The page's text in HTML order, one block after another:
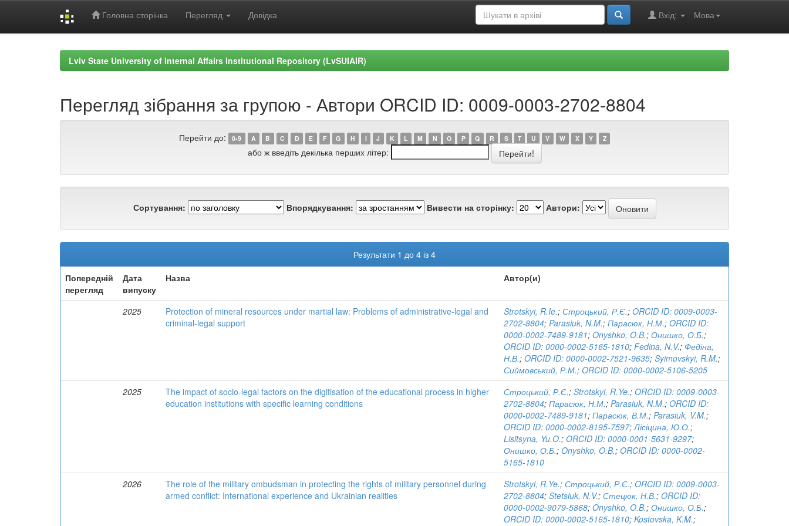
Головна сторінка Перегляд Довідка Мова
Вхід:
Lviv State University of Internal Affairs Institutional Repository (LvSUIAIR)
Перегляд зібрання за групою - Автори ORCID ID: 0009-0003-2702-8804
Перейти до: 0-9 A B C D E F G H I J K L M N O P Q R S T U V W X Y Z
або ж введіть декілька перших літер:
Сортування: Впорядкування: Вивести на сторінку: Автори:
Результати 1 до 4 із 4
Попередній
перегляд
Дата
випуску
Назва Автор(и)
2025
Protection of mineral resources under martial law: Problems of administrative-legal and
criminal-legal support
Strotskyi, R.Ie.; Строцький, Р.Є.; ORCID ID: 0009-0003-
2702-8804; Parasiuk, N.M.; Парасюк, Н.М.; ORCID ID:
0000-0002-7489-9181; Onyshko, O.B.; Онишко, О.Б.;
ORCID ID: 0000-0002-5165-1810; Fedina, N.V.; Федіна,
Н.В.; ORCID ID: 0000-0002-7521-9635; Syimovskyi, R.M.;
Сиймовський, Р.М.; ORCID ID: 0000-0002-5106-5205
2025
The impact of socio-legal factors on the digitisation of the educational process in higher
education institutions with specific learning conditions
Строцький, Р.Є.; Strotskyi, R.Ye.; ORCID ID: 0009-0003-
2702-8804; Парасюк, Н.М.; Parasiuk, N.M.; ORCID ID:
0000-0002-7489-9181; Парасюк, В.М.; Parasiuk, V.M.;
ORCID ID: 0000-0002-8195-7597;Лісіцина, Ю.О.;
Lisitsyna, Yu.O.; ORCID ID: 0000-0001-5631-9297;
Онишко, О.Б.; Onyshko, O.B.; ORCID ID: 0000-0002-
5165-1810
2026
The role of the military ombudsman in protecting the rights of military personnel during
armed conflict: International experience and Ukrainian realities
Strotskyi, R.Ye.; Строцький, Р.Є.; ORCID ID: 0009-0003-
2702-8804; Stetsiuk, N.V.; Стецюк, Н.В.; ORCID ID:
0000-0002-9079-5868; Onyshko, O.B.; Онишко, О.Б.;
ORCID ID: 0000-0002-5165-1810; Kostovska, K.M.;